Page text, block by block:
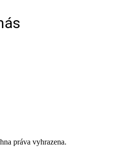
práva vyhrazena.